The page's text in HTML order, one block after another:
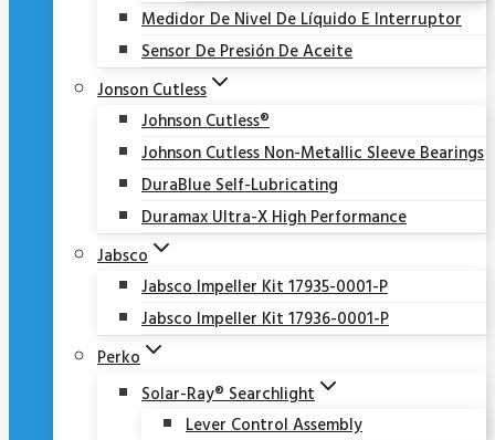
Medidor De Nivel De Líquido E Interruptor
Sensor De Presión De Aceite
Jonson Cutless
Johnson Cutless®
Johnson Cutless Non-Metallic Sleeve Bearings
DuraBlue Self-Lubricating
Duramax Ultra-X High Performance
Jabsco
Jabsco Impeller Kit 17935-0001-P
Jabsco Impeller Kit 17936-0001-P
Perko
Solar-Ray® Searchlight
Lever Control Assembly